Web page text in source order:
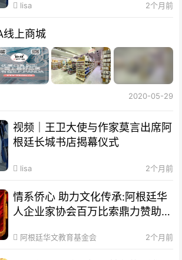
lisa 2个月前
线上商城
2020-05-29
视频｜王卫大使与作家莫言出席阿
根廷长城书店揭幕仪式
lisa 2个月前
情系侨心 助力文化传承:阿根廷华
人企业家协会百万比索鼎力赞助水
阿根廷华文教育基金会 2个月前